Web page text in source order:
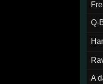
Q-
A